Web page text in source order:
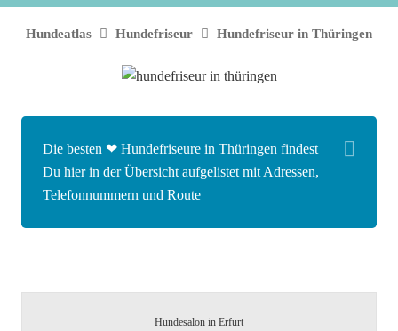
Hundeatlas Hundefriseur Hundefriseur in Thüringen
Die besten ❤ Hundefriseure in Thüringen findest
Du hier in der Übersicht aufgelistet mit Adressen,
Telefonnummern und Route
Hundesalon in Erfurt